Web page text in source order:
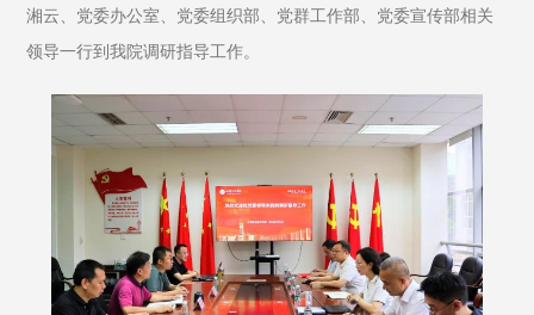
湘云、党委办公室、党委组织部、党群工作部、党委宣传部相关
领导一行到我院调研指导工作。